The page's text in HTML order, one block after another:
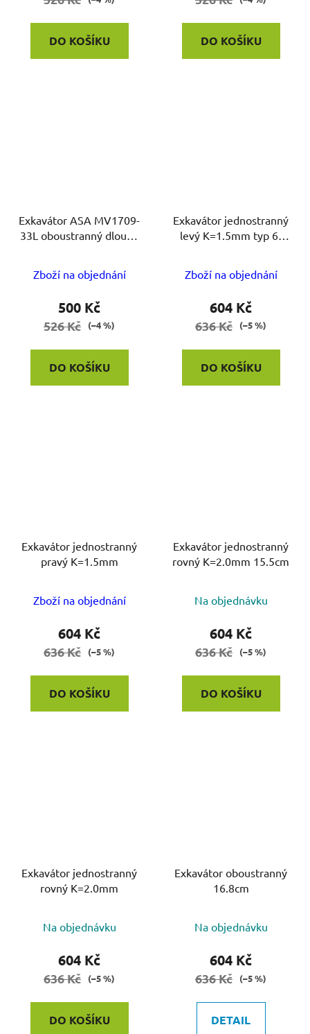
DO KOŠÍKU DO KOŠÍKU
Exkavátor ASA MV1709-
33L oboustranný dlouhý
Zboží na objednání
500 Kč
526 Kč (–4 %)
DO KOŠÍKU
Exkavátor jednostranný
levý K=1.5mm typ 6-
Zboží na objednání
604 Kč
636 Kč (–5 %)
DO KOŠÍKU
Exkavátor jednostranný
pravý K=1.5mm
Zboží na objednání
604 Kč
636 Kč (–5 %)
DO KOŠÍKU
Exkavátor jednostranný
rovný K=2.0mm 15.5cm
Na objednávku
604 Kč
636 Kč (–5 %)
DO KOŠÍKU
Exkavátor jednostranný
rovný K=2.0mm
Na objednávku
604 Kč
636 Kč (–5 %)
DO KOŠÍKU
Exkavátor oboustranný
16.8cm
Na objednávku
604 Kč
636 Kč (–5 %)
DETAIL